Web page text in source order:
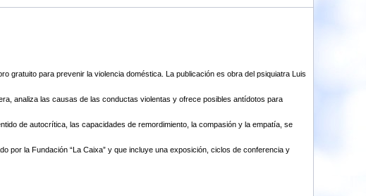
gratuito para prevenir la violencia doméstica. La publicación es obra del psiquiatra Luis
analiza las causas de las conductas violentas y ofrece posibles antídotos para
de autocrítica, las capacidades de remordimiento, la compasión y la empatía, se
por la Fundación “La Caixa” y que incluye una exposición, ciclos de conferencia y